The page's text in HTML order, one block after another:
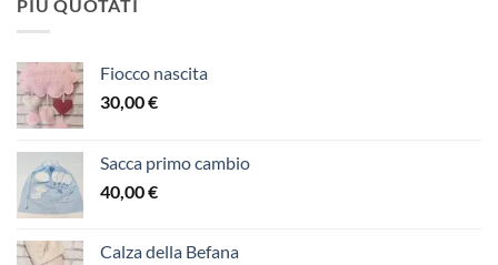
PIÙ QUOTATI
Fiocco nascita
30,00€
Sacca primo cambio
40,00€
Calza della Befana